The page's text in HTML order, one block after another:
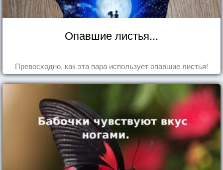
Опавшие листья...
Превосходно, как эта пара использует опавшие листья!